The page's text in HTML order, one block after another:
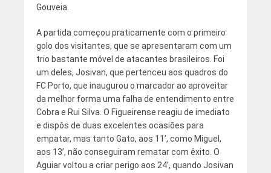
Gouveia.
A partida começou praticamente com o primeiro
golo dos visitantes, que se apresentaram com um
trio bastante móvel de atacantes brasileiros. Foi
um deles, Josivan, que pertenceu aos quadros do
FC Porto, que inaugurou o marcador ao aproveitar
da melhor forma uma falha de entendimento entre
Cobra e Rui Silva. O Figueirense reagiu de imediato
e dispôs de duas excelentes ocasiões para
empatar, mas tanto Gato, aos 11’, como Miguel,
aos 13’, não conseguiram rematar com êxito. O
Aguiar voltou a criar perigo aos 24’, quando Josivan